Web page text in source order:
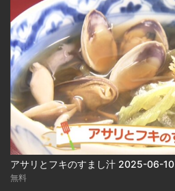
アサリとフキのすまし汁 2025-06-10
無料